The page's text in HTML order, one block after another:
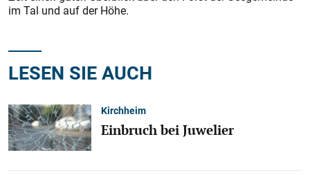
im Tal und auf der Höhe.
LESEN SIE AUCH
Kirchheim
Einbruch bei Juwelier